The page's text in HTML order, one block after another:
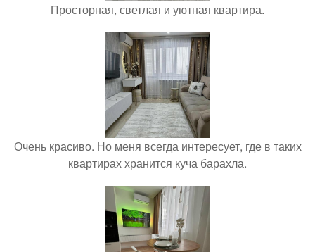
Просторная, светлая и уютная квартира.
Очень красиво. Но меня всегда интересует, где в таких
квартирах хранится куча барахла.